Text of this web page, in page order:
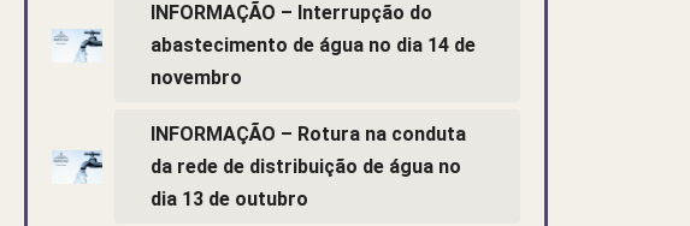
INFORMAÇÃO – Interrupção do
abastecimento de água no dia 14 de
novembro
INFORMAÇÃO – Rotura na conduta
da rede de distribuição de água no
dia 13 de outubro